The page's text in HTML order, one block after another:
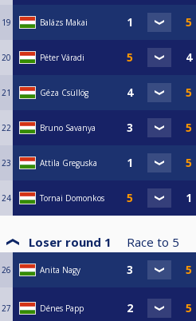
19 Balázs Makai
20 Péter Váradi
21 Géza Csüllög
22 Bruno Savanya
23 Attila Greguska
24 Tornai Domonkos
Loser round 1 Race to 5
26 Anita Nagy
27 Dénes Papp